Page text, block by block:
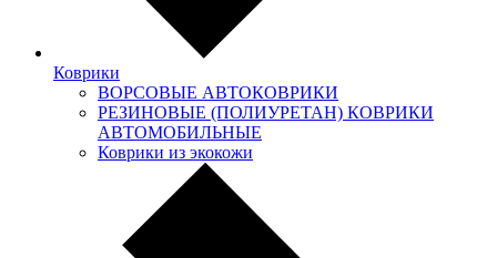
Коврики
ВОРСОВЫЕ АВТОКОВРИКИ
РЕЗИНОВЫЕ (ПОЛИУРЕТАН) КОВРИКИ
АВТОМОБИЛЬНЫЕ
Коврики из экокожи